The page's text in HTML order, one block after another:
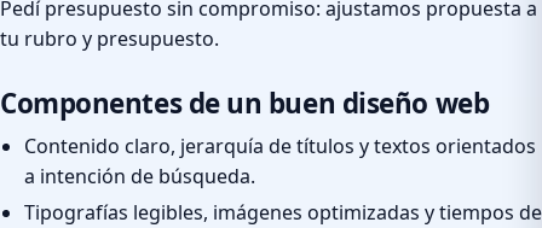
Pedí presupuesto sin compromiso: ajustamos propuesta a
tu rubro y presupuesto.
Componentes de un buen diseño web
Contenido claro, jerarquía de títulos y textos orientados
a intención de búsqueda.
Tipografías legibles, imágenes optimizadas y tiempos de